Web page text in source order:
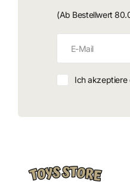
(Ab Bestellwert
Ich akzeptiere